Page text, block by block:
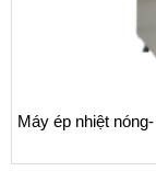
Máy ép nhiệt